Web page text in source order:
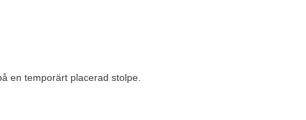
en temporärt placerad stolpe.